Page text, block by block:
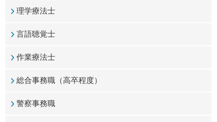
理学療法士
言語聴覚士
作業療法士
総合事務職（高卒程度）
警察事務職